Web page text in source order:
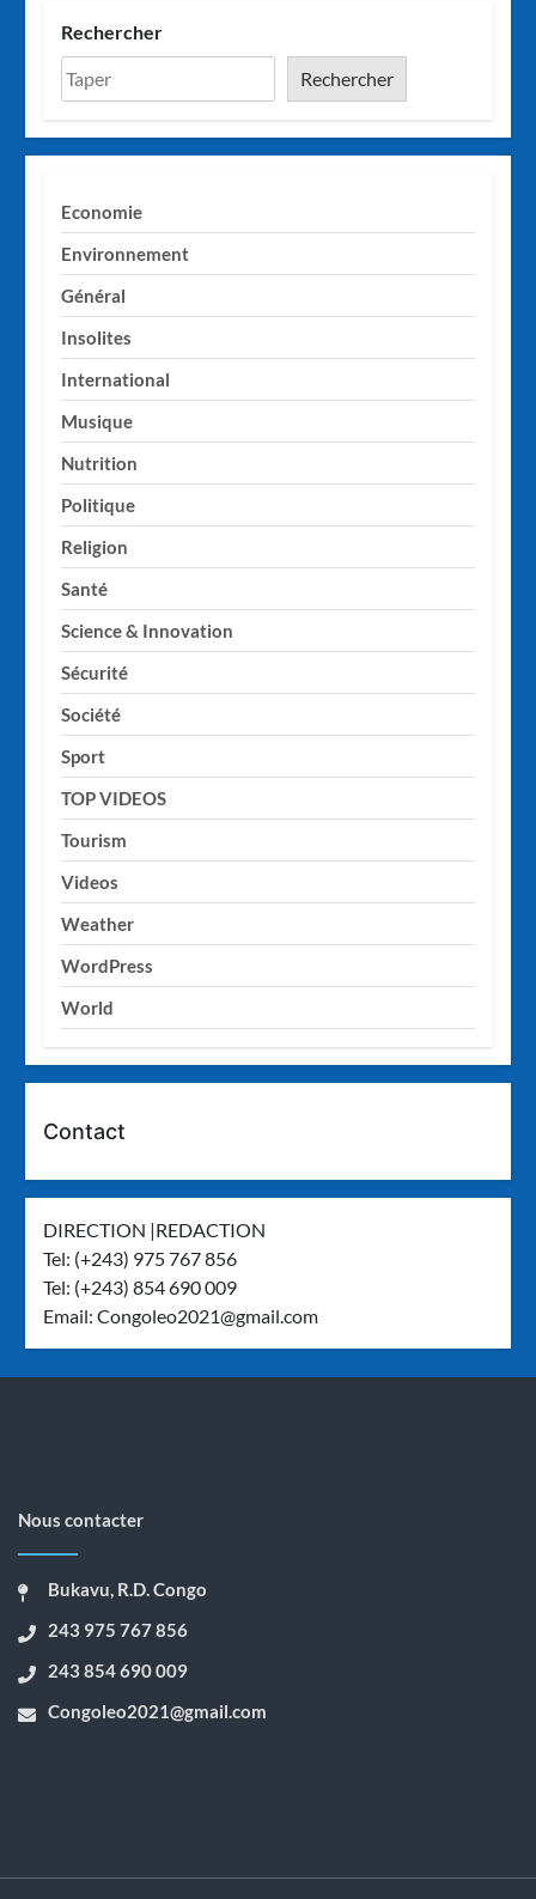
Rechercher
Rechercher
Economie
Environnement
Général
Insolites
International
Musique
Nutrition
Politique
Religion
Santé
Science & Innovation
Sécurité
Société
Sport
TOP VIDEOS
Tourism
Videos
Weather
WordPress
World
Contact
DIRECTION |REDACTION
Tel: (+243) 975 767 856
Tel: (+243) 854 690 009
Email:Congoleo2021@gmail.com
Nous contacter
Bukavu, R.D. Congo
243 975 767 856
243 854 690 009
Congoleo2021@gmail.com